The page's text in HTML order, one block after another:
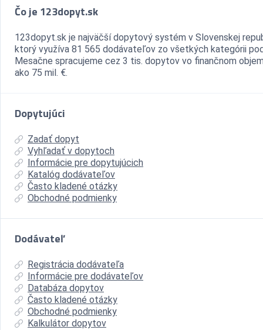
Čo je 123dopyt.sk
123dopyt.sk je najväčší dopytový systém v Slovenskej
ktorý využíva 81 565 dodávateľov zo všetkých kategórii
Mesačne spracujeme cez 3 tis. dopytov vo finančnom
ako 75 mil. €.
Dopytujúci
Zadať dopyt
Vyhľadať v dopytoch
Informácie pre dopytujúcich
Katalóg dodávateľov
Často kladené otázky
Obchodné podmienky
Dodávateľ
Registrácia dodávateľa
Informácie pre dodávateľov
Databáza dopytov
Často kladené otázky
Obchodné podmienky
Kalkulátor dopytov